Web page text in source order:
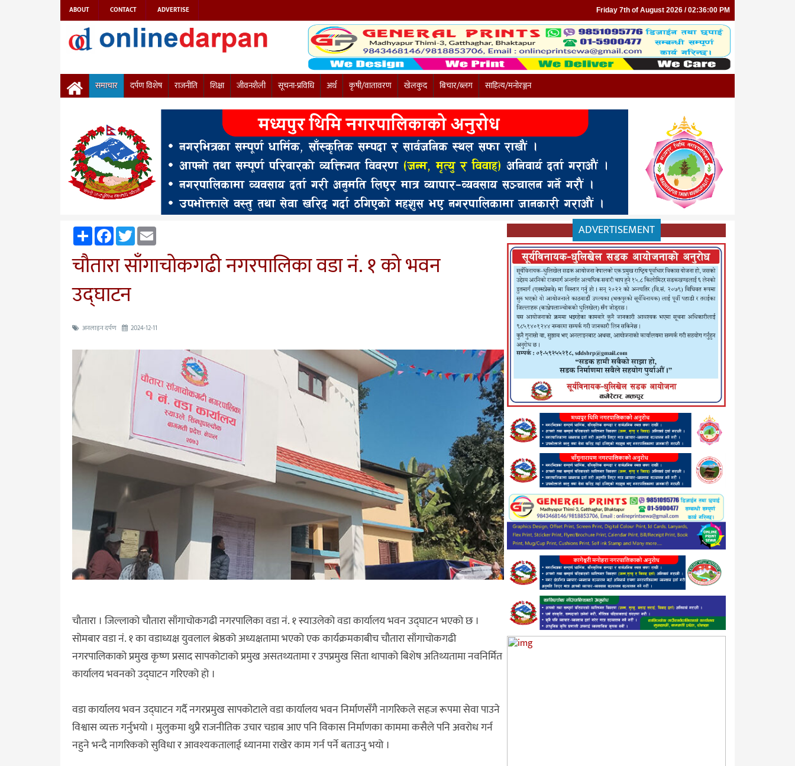
ABOUT CONTACT ADVERTISE Friday 7th of August 2026 / 02:36:00 PM
समाचार दर्पण विशेष राजनीति शिक्षा जीवनशैली सूचना-प्रविधि अर्थ कृषी/वातावरण खेलकुद बिचार/ब्लग साहित्य/मनोरञ्जन
ShareFacebook
Twitter
चौतारा साँगाचोकगढी नगरपालिका वडा नं. १ को भवन
उद्घाटन
अनलाइन दर्पण 2024-12-11
चाैतारा । जिल्लाको चौतारा साँगाचोकगढी नगरपालिका वडा नं. १ स्याउलेको वडा कार्यालय भवन उद्घाटन भएको छ ।
सोमबार वडा नं. १ का वडाध्यक्ष युवलाल श्रेष्ठको अध्यक्षतामा भएको एक कार्यक्रमकाबीच चौतारा साँगाचोकगढी
नगरपालिकाको प्रमुख कृष्ण प्रसाद सापकोटाको प्रमुख असतथ्यतामा र उपप्रमुख सिता थापाको बिशेष अतिथ्यतामा नवनिर्मित
कार्यालय भवनको उद्घाटन गरिएको हो ।
वडा कार्यालय भवन उद्घाटन गर्दै नगरप्रमुख सापकोटाले वडा कार्यालय भवन निर्माणसँगै नागरिकले सहज रूपमा सेवा पाउने
विश्वास व्यक्त गर्नुभयो । मुलुकमा थुप्रै राजनीतिक उचार चडाब आए पनि विकास निर्माणका काममा कसैले पनि अवरोध गर्न
नहुने भन्दै नागरिकको सुविधा र आवश्यकतालाई ध्यानमा राखेर काम गर्न पर्ने बताउनु भयो ।
ADVERTISEMENT